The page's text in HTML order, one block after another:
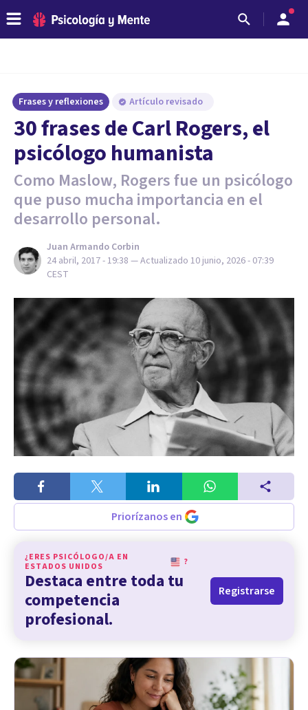
Frases y reflexiones Artículo revisado
30 frases de Carl Rogers, el
psicólogo humanista
Como Maslow, Rogers fue un psicólogo
que puso mucha importancia en el
desarrollo personal.
Juan Armando Corbin
24 abril, 2017 - 19:38 — Actualizado 10 junio, 2026 - 07:39
CEST
Priorízanos en
¿ERES PSICÓLOGO/A EN
ESTADOS UNIDOS
?
Destaca entre toda tu
competencia
profesional.
Registrarse